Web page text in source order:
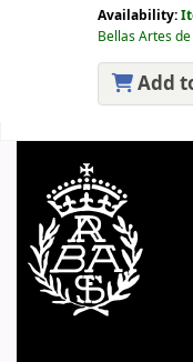
Availability:
Bellas Artes
Add